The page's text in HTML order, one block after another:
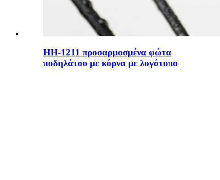
HH-1211 προσαρμοσμένα φώτα
ποδηλάτου με κόρνα με λογότυπο